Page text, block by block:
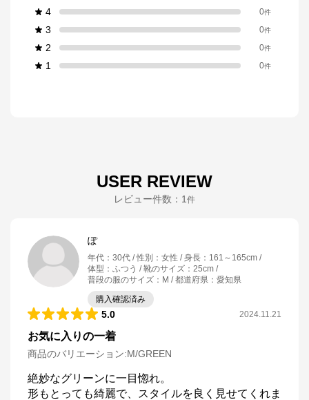
4 0件
3 0件
2 0件
1 0件
USER REVIEW
レビュー件数： 1 件
ぽ
年代 ： 30代 性別 ： 女性 身長 ： 161～165cm
体型 ： ふつう 靴のサイズ ： 25cm
普段の服のサイズ ： M 都道府県 ： 愛知県
購入確認済み
5.0 2024.11.21
お気に入りの一着
商品のバリエーション:M/GREEN
絶妙なグリーンに一目惚れ。
形もとっても綺麗で、スタイルを良く見せてくれま